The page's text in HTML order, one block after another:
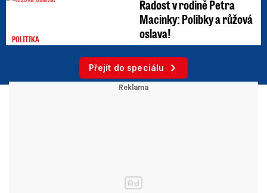
POLITIKA
Radost v rodině Petra
Macinky: Polibky a růžová
oslava!
Přejít do speciálu